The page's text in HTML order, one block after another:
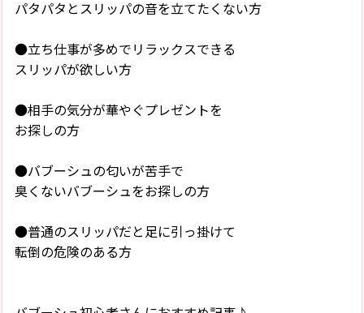
パタパタとスリッパの音を立てたくない方
●立ち仕事が多めでリラックスできる
スリッパが欲しい方
●相手の気分が華やぐプレゼントを
お探しの方
●バブーシュの匂いが苦手で
臭くないバブーシュをお探しの方
●普通のスリッパだと足に引っ掛けて
転倒の危険のある方